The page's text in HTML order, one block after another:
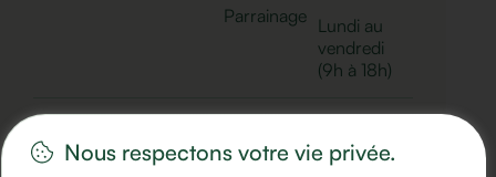
Nous respectons votre vie privée.
Parrainage Lundi au
vendredi
(9h à 18h)
© 2025 Optimeo